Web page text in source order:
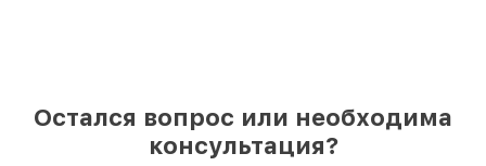
Остался вопрос или необходима
консультация?